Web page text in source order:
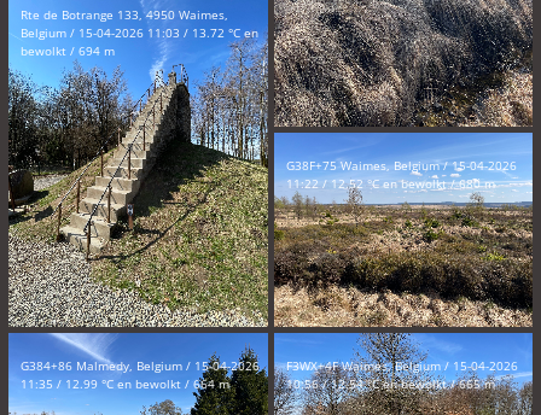
Rte de Botrange 133, 4950 Waimes,
Belgium / 15-04-2026 11:03 / 13.72 °C en
bewolkt / 694 m
G384+86 Malmedy, Belgium / 15-04-2026
11:35 / 12.99 °C en bewolkt / 664 m
G38F+75 Waimes, Belgium / 15-04-2026
11:22 / 12.52 °C en bewolkt / 680 m
F3WX+4F Waimes, Belgium / 15-04-2026
10:56 / 12.54 °C en bewolkt / 665 m